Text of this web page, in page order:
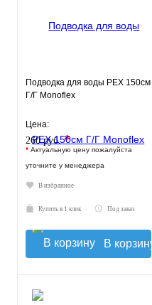
Подводка для воды РЕХ 150см
Г/Г Monoflex
Цена:
260 руб.*
* Актуальную цену пожалуйста
уточните у менеджера
В избранное
Купить в 1 клик Под заказ
В корзину